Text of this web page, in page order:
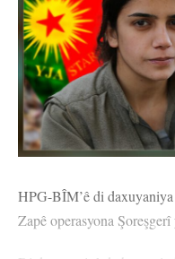
HPG-BÎM’ê di
Zapê operasyona